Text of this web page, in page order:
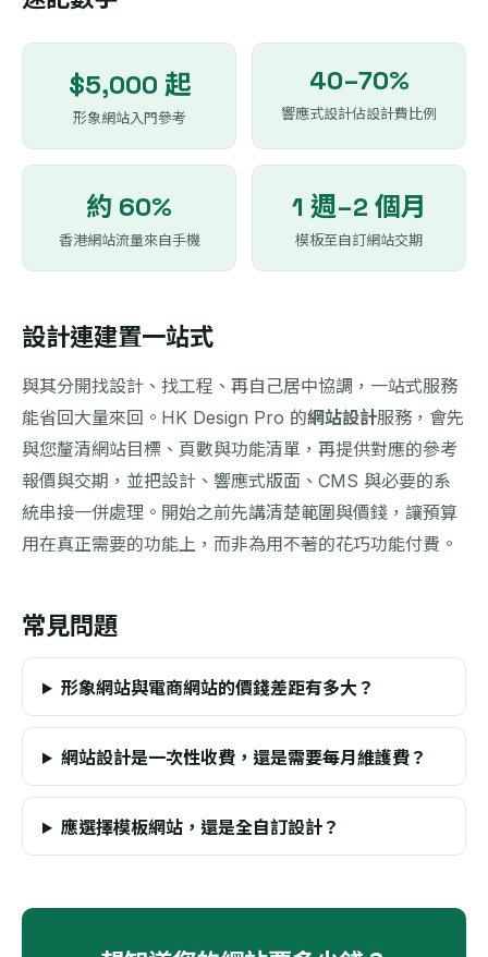
$5,000 起
形象網站入門參考
40–70%
響應式設計佔設計費比例
約 60%
香港網站流量來自手機
1 週–2 個月
模板至自訂網站交期
設計連建置一站式
與其分開找設計、找工程、再自己居中協調，一站式服務
能省回大量來回。HK Design Pro 的網站設計服務，會先
與您釐清網站目標、頁數與功能清單，再提供對應的參考
報價與交期，並把設計、響應式版面、CMS 與必要的系
統串接一併處理。開始之前先講清楚範圍與價錢，讓預算
用在真正需要的功能上，而非為用不著的花巧功能付費。
常見問題
形象網站與電商網站的價錢差距有多大？
網站設計是一次性收費，還是需要每月維護費？
應選擇模板網站，還是全自訂設計？